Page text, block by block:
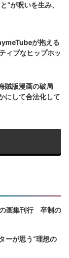
“が呪いを生み、
が抱える
ィブなヒップホッ
賊版漫画の破局
にして合法化して
画集刊行 卒制の
ーが思う“理想の